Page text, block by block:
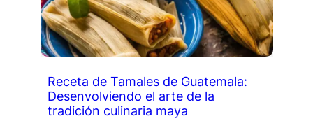
Receta de Tamales de Guatemala:
Desenvolviendo el arte de la
tradición culinaria maya